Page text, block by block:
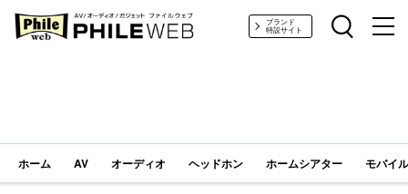
PHILE WEB｜AV/オーディオ/ガジェットブランド
特設サイト
ホーム AV オーディオ ヘッドホン ホームシアター モバイ